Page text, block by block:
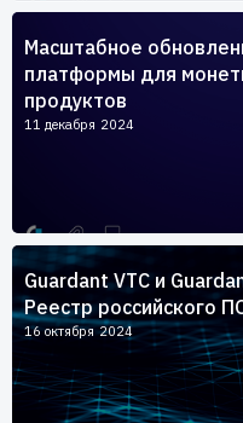
Пресс-центр
Новости
Мероприятия
Пользователям
Техническая поддержка
Масштабное
платформы для
продуктов
11 декабря 2024
Guardant VTC и
Реестр российского
16 октября 2024